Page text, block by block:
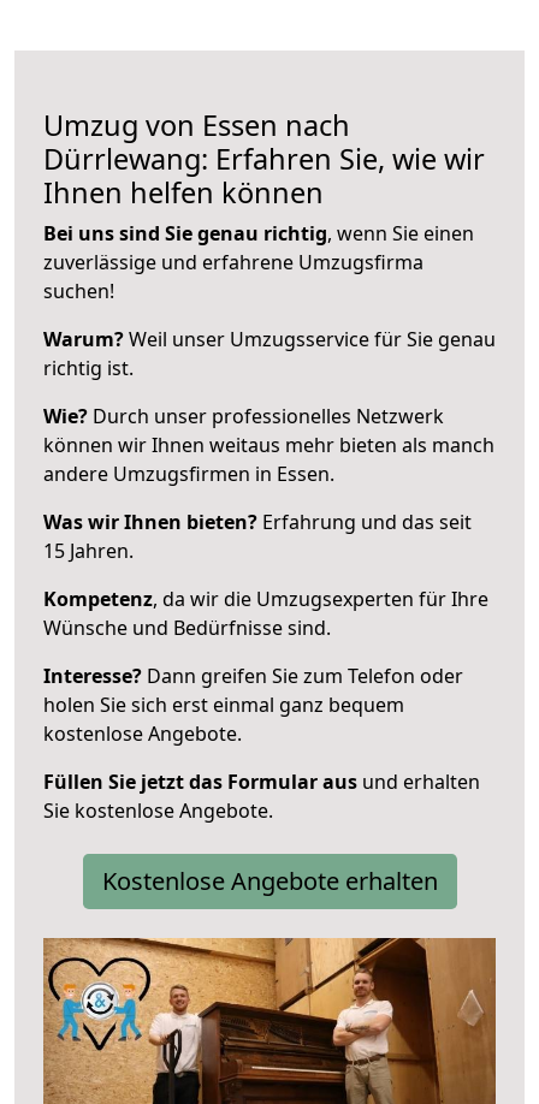
Umzug von Essen nach
Dürrlewang: Erfahren Sie, wie wir
Ihnen helfen können
Bei uns sind Sie genau richtig, wenn Sie einen
zuverlässige und erfahrene Umzugsfirma
suchen!
Warum?Weil unser Umzugsservice für Sie genau
richtig ist.
Wie? Durch unser professionelles Netzwerk
können wir Ihnen weitaus mehr bieten als manch
andere Umzugsfirmen in Essen.
Was wir Ihnen bieten? Erfahrung und das seit
15 Jahren.
Kompetenz, da wir die Umzugsexperten für Ihre
Wünsche und Bedürfnisse sind.
Interesse? Dann greifen Sie zum Telefon oder
holen Sie sich erst einmal ganz bequem
kostenlose Angebote.
Füllen Sie jetzt das Formular aus und erhalten
Sie kostenlose Angebote.
Kostenlose Angebote erhalten